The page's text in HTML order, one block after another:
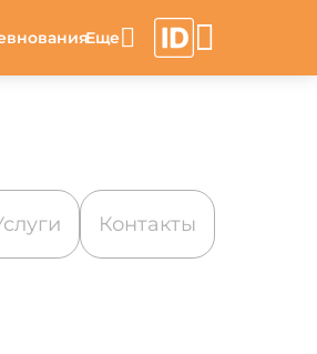
Контакты